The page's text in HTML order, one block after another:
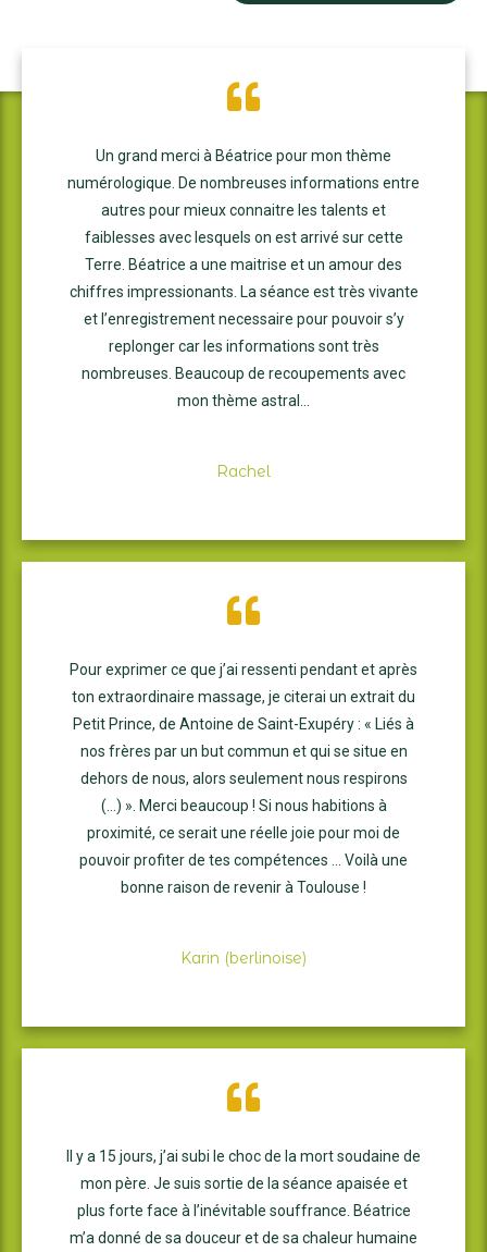
Un grand merci à Béatrice pour mon thème
numérologique. De nombreuses informations entre
autres pour mieux connaitre les talents et
faiblesses avec lesquels on est arrivé sur cette
Terre. Béatrice a une maitrise et un amour des
chiffres impressionants. La séance est très vivante
et l’enregistrement necessaire pour pouvoir s’y
replonger car les informations sont très
nombreuses. Beaucoup de recoupements avec
mon thème astral…
Rachel
Pour exprimer ce que j’ai ressenti pendant et après
ton extraordinaire massage, je citerai un extrait du
Petit Prince, de Antoine de Saint-Exupéry : « Liés à
nos frères par un but commun et qui se situe en
dehors de nous, alors seulement nous respirons
(…) ». Merci beaucoup ! Si nous habitions à
proximité, ce serait une réelle joie pour moi de
pouvoir profiter de tes compétences … Voilà une
bonne raison de revenir à Toulouse !
Karin (berlinoise)
Il y a 15 jours, j’ai subi le choc de la mort soudaine de
mon père. Je suis sortie de la séance apaisée et
plus forte face à l’inévitable souffrance. Béatrice
m’a donné de sa douceur et de sa chaleur humaine